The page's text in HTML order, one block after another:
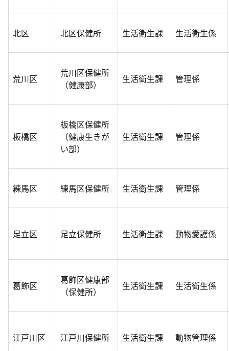
北区 北区保健所 生活衛生課 生活衛生係
荒川区
荒川区保健所
（健康部）
生活衛生課 管理係
板橋区
板橋区保健所
（健康生きが
い部）
生活衛生課 管理係
練馬区 練馬区保健所 生活衛生課 管理係
足立区 足立保健所 生活衛生課 動物愛護係
葛飾区
葛飾区健康部
（保健所）
生活衛生課 生活衛生係
江戸川区 江戸川保健所 生活衛生課 動物管理係